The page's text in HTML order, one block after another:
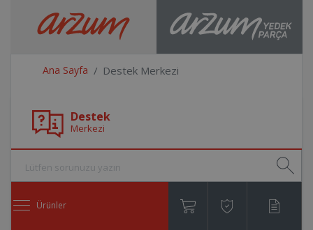
Ana Sayfa Destek Merkezi
Destek
Merkezi
Ürünler